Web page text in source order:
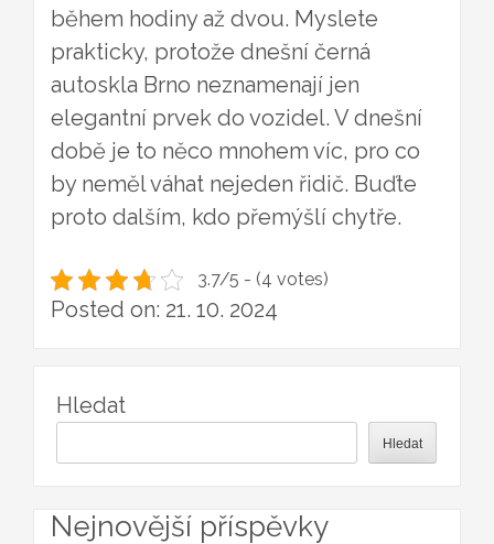
během hodiny až dvou. Myslete
prakticky, protože dnešní černá
autoskla Brno neznamenají jen
elegantní prvek do vozidel. V dnešní
době je to něco mnohem víc, pro co
by neměl váhat nejeden řidič. Buďte
proto dalším, kdo přemýšlí chytře.
3.7/5 - (4 votes)
Posted on: 21. 10. 2024
Hledat
Hledat
Nejnovější příspěvky